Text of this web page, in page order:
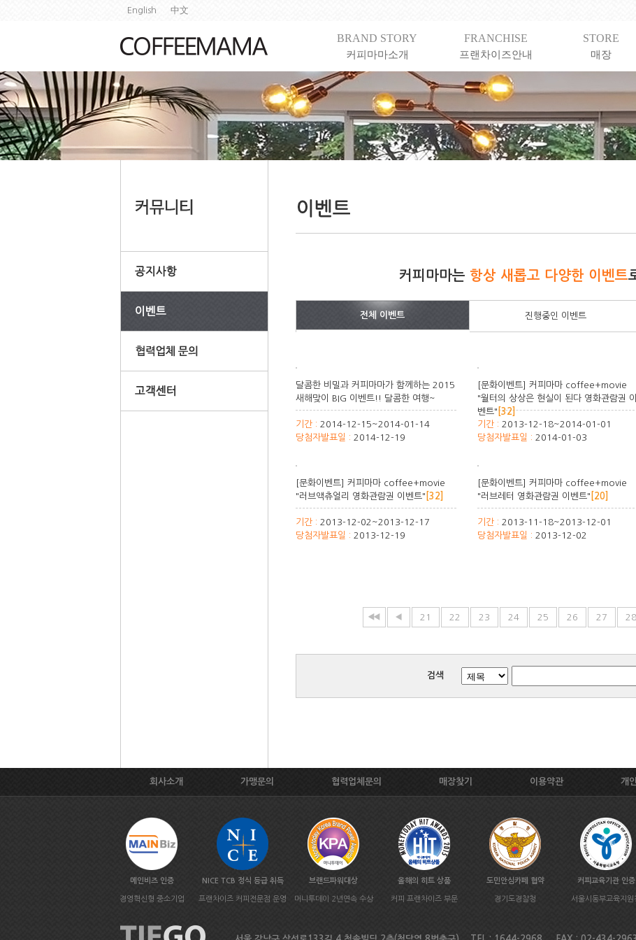
English 中文
BRAND STORY
커피마마소개
FRANCHISE
프랜차이즈안내
STORE
매장
커피마마는 항상 새롭고 다양한 이벤트
전체 이벤트 진행중인 이벤트
달콤한 비밀과 커피마마가 함께하는 2015
새해맞이 BIG 이벤트!! 달콤한 여행~
기간 : 2014-12-15~2014-01-14
당첨자발표일 : 2014-12-19
[문화이벤트] 커피마마 coffee+movie
"월터의 상상은 현실이 된다 영화관람권 이
벤트"[32]
기간 : 2013-12-18~2014-01-01
당첨자발표일 : 2014-01-03
[문화이벤트] 커피마마 coffee+movie
"러브액츄얼리 영화관람권 이벤트" [32]
기간 : 2013-12-02~2013-12-17
당첨자발표일 : 2013-12-19
[문화이벤트] 커피마마 coffee+movie
"러브레터 영화관람권 이벤트" [20]
기간 : 2013-11-18~2013-12-01
당첨자발표일 : 2013-12-02
21 22 23 24 25 26 27 28
검색
회사소개 가맹문의 협력업체문의 매장찾기 이용약관 개
메인비즈 인증
경영혁신형 중소기업
NICE TCB 정식 등급 취득
프랜차이즈 커피전문점 운영
브랜드파워대상
머니투데이 2년연속 수상
올해의 히트 상품
커피 프랜차이즈 부문
도민안심카페 협약
경기도경찰청
커피교육기관 인증
서울시동부교육지원